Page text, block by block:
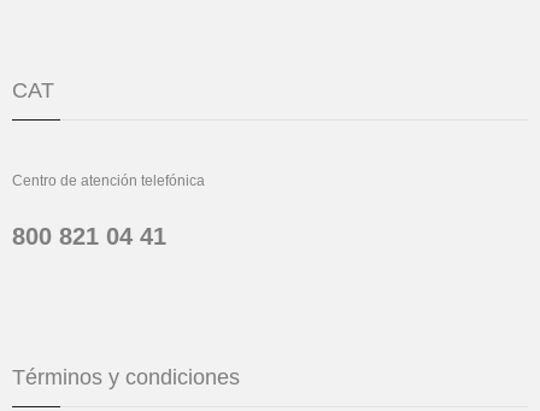
CAT
Centro de atención telefónica
800 821 04 41
Términos y condiciones